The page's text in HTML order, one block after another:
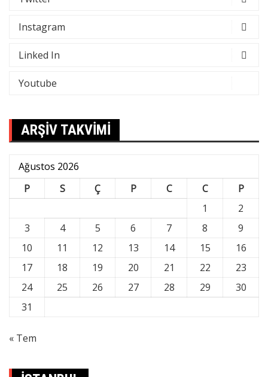
Instagram
Linked In
Youtube
ARŞİV TAKVİMİ
Ağustos 2026
P
S Ç P C C
P
1
2
3
4 5 6 7 8
9
10
11 12 13 14 15
16
17
18 19 20 21 22
23
24
25 26 27 28 29
30
31
« Tem